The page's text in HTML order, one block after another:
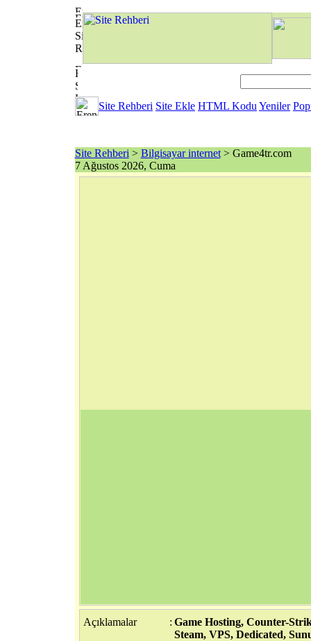
Site Rehberi Site Ekle HTML Kodu Yeniler
Site Rehberi > Bilgisayar internet> Game4tr.com
7 Ağustos 2026, Cuma
Açıklamalar : Game Hosting, Counter-
Steam, VPS, Dedicated,